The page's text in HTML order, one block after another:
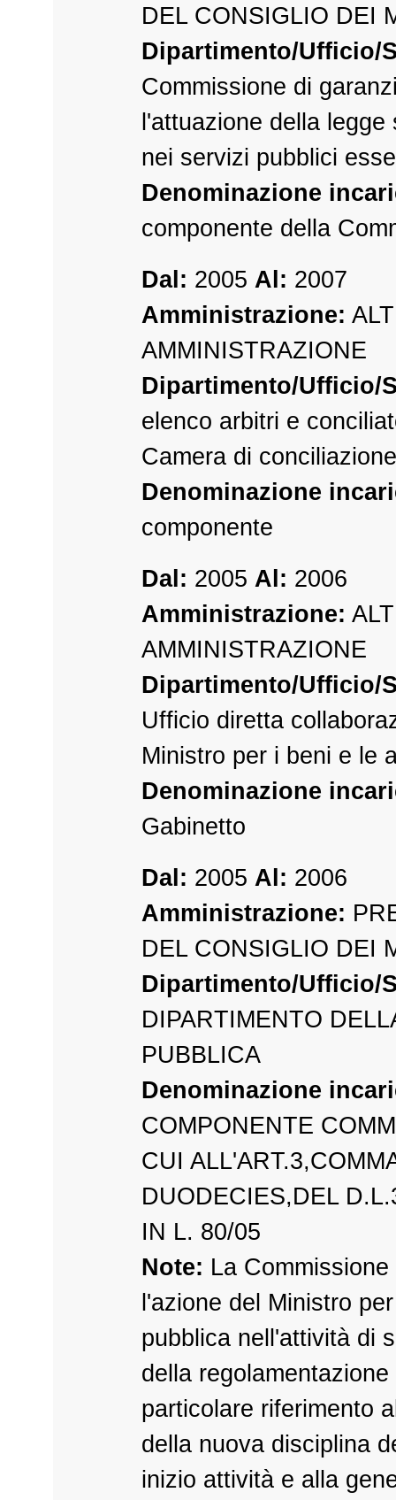
DEL CONSIGLIO DEI
Dipartimento/Ufficio/
Commissione di
l'attuazione della
nei servizi pubblici
Denominazione
componente della
Dal: 2005 Al: 2007
Amministrazione:
AMMINISTRAZIONE
Dipartimento/Ufficio/
elenco arbitri e
Camera di
Denominazione
componente
Dal: 2005 Al: 2006
Amministrazione:
AMMINISTRAZIONE
Dipartimento/Ufficio/
Ufficio diretta
Ministro per i beni e le
Denominazione
Gabinetto
Dal: 2005 Al: 2006
Amministrazione:
DEL CONSIGLIO DEI
Dipartimento/Ufficio/
DIPARTIMENTO
PUBBLICA
Denominazione
COMPONENTE
CUI
DUODECIES,DEL
IN L. 80/05
Note: La
l'azione del Ministro
pubblica nell'attività di
della regolamentazione
particolare riferimento
della nuova disciplina
inizio attività e alla